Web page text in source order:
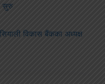
सुरु
विकास बैंकका अध्यक्ष